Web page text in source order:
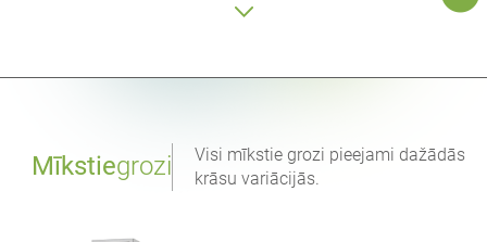
Mīkstiegrozi
Visi mīkstie grozi pieejami dažādās
krāsu variācijās.